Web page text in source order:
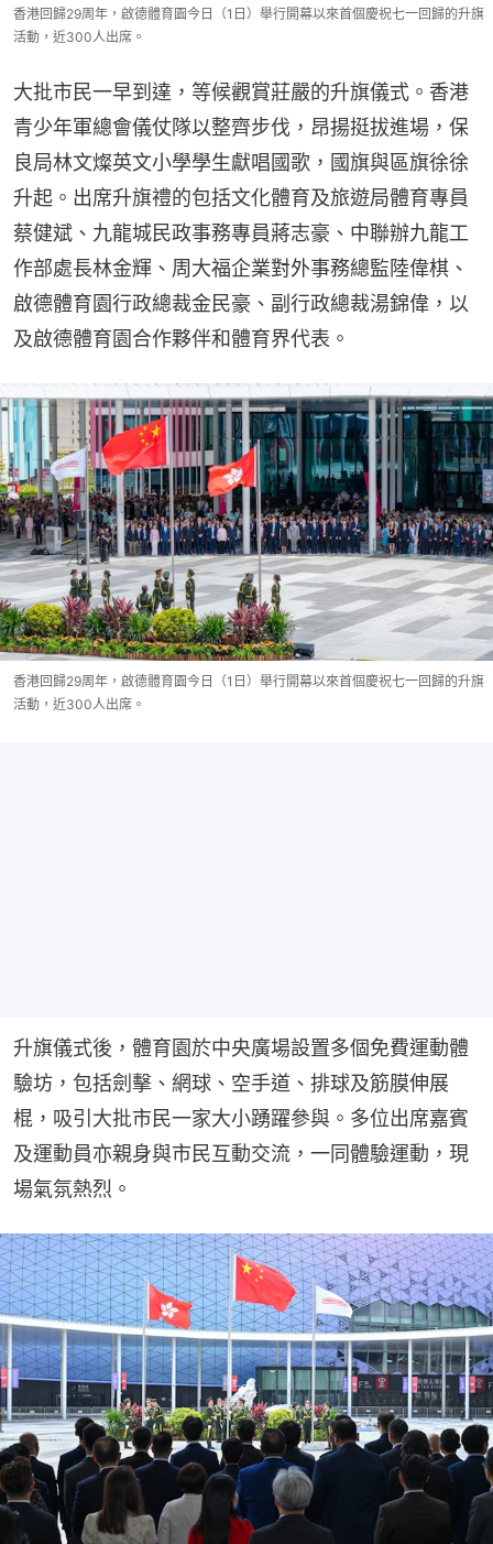
香港回歸29周年，啟德體育園今日（1日）舉行開幕以來首個慶祝七一回歸的升旗
活動，近300人出席。
大批市民一早到達，等候觀賞莊嚴的升旗儀式。香港
青少年軍總會儀仗隊以整齊步伐，昂揚挺拔進場，保
良局林文燦英文小學學生獻唱國歌，國旗與區旗徐徐
升起。出席升旗禮的包括文化體育及旅遊局體育專員
蔡健斌、九龍城民政事務專員蔣志豪、中聯辦九龍工
作部處長林金輝、周大福企業對外事務總監陸偉棋、
啟德體育園行政總裁金民豪、副行政總裁湯錦偉，以
及啟德體育園合作夥伴和體育界代表。
香港回歸29周年，啟德體育園今日（1日）舉行開幕以來首個慶祝七一回歸的升旗
活動，近300人出席。
升旗儀式後，體育園於中央廣場設置多個免費運動體
驗坊，包括劍擊、網球、空手道、排球及筋膜伸展
棍，吸引大批市民一家大小踴躍參與。多位出席嘉賓
及運動員亦親身與市民互動交流，一同體驗運動，現
場氣氛熱烈。